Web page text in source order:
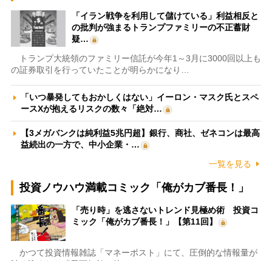
「イラン戦争を利用して儲けている」利益相反と
の批判が強まるトランプファミリーの不正蓄財
疑…
トランプ大統領のファミリー信託が今年1～3月に3000回以上も
の証券取引を行っていたことが明らかになり…
「いつ暴発してもおかしくはない」イーロン・マスク氏とスペ
ースXが抱えるリスクの数々「絶対…
【3メガバンクは純利益5兆円超】銀行、商社、ゼネコンは最高
益続出の一方で、中小企業・…
一覧を見る
投資ノウハウ満載コミック「俺がカブ番長！」
「売り時」を逃さないトレンド見極め術 投資コ
ミック「俺がカブ番長！」【第11回】
かつて投資情報雑誌「マネーポスト」にて、圧倒的な情報量が